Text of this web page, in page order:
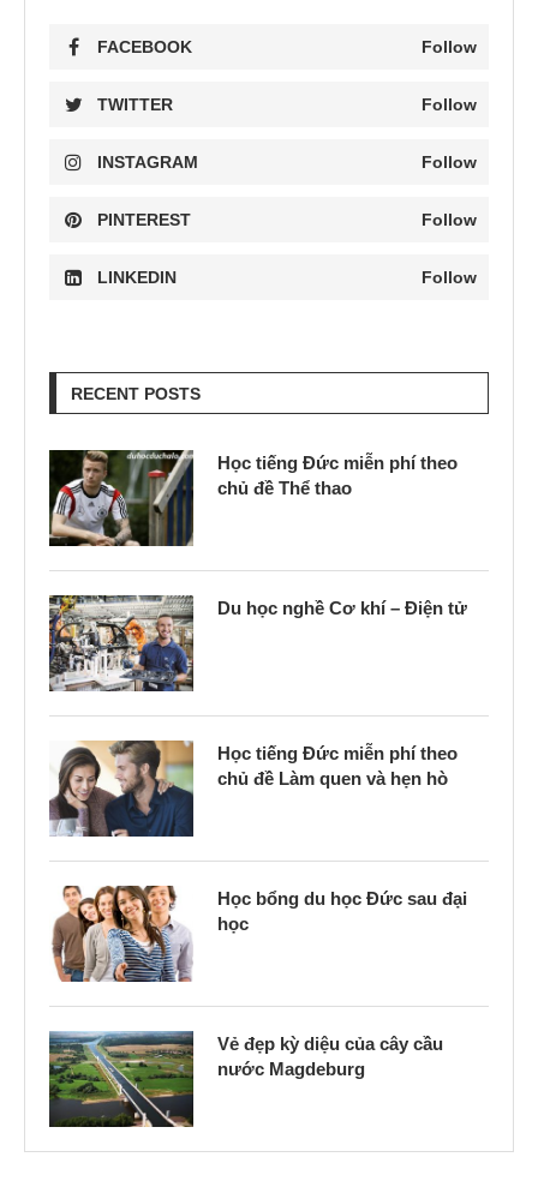
FACEBOOK Follow
TWITTER Follow
INSTAGRAM Follow
PINTEREST Follow
LINKEDIN Follow
RECENT POSTS
Học tiếng Đức miễn phí theo
chủ đề Thể thao
Du học nghề Cơ khí – Điện tử
Học tiếng Đức miễn phí theo
chủ đề Làm quen và hẹn hò
Học bổng du học Đức sau đại
học
Vẻ đẹp kỳ diệu của cây cầu
nước Magdeburg